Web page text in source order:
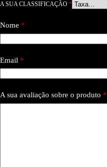
A SUA CLASSIFICAÇÃO *
Nome *
Email *
A sua avaliação sobre o produto *
do website.
compartilhar
seus interesses
e
ao visitar nosso
site, você